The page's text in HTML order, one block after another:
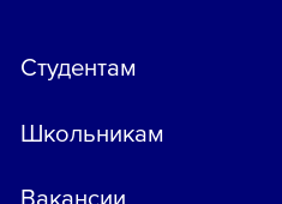
Студентам
Школьникам
Вакансии